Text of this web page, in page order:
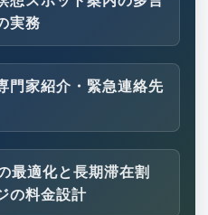
実務
門家紹介・緊急連絡先
最適化と長期滞在割
の料金設計